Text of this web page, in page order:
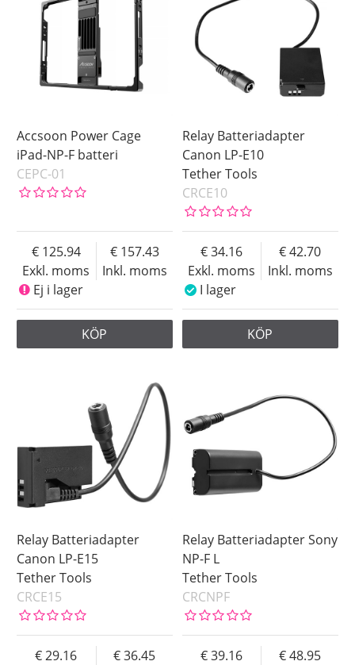
Accsoon Power Cage
iPad-NP-F batteri
CEPC-01
Exkl. moms
125.94
Inkl. moms
157.43
Ej i lager
KÖP
Relay Batteriadapter
Canon LP-E10
Tether Tools
CRCE10
Exkl. moms
34.16
Inkl. moms
42.70
I lager
KÖP
Relay Batteriadapter
Canon LP-E15
Tether Tools
CRCE15
29.16 36.45
Relay Batteriadapter Sony
NP-F L
Tether Tools
CRCNPF
39.16 48.95